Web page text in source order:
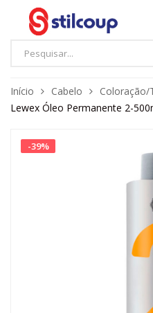
Início Cabelo Coloração/
Lewex Óleo Permanente 2-
-39%